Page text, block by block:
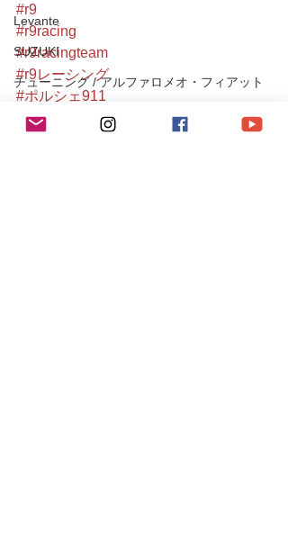
Levante
SUZUKI
チューニング / アルファロメオ・フィアット
#r9
#r9racing
#r9racingteam
#r9レーシング
#ポルシェ911
#porsche911